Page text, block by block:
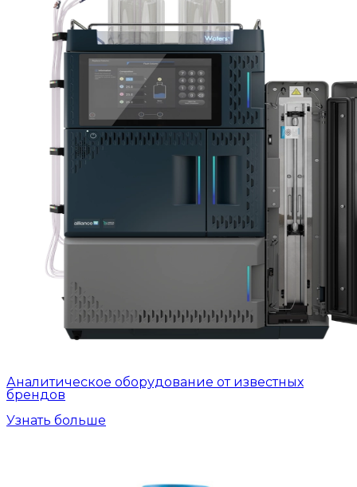
Аналитическое оборудование от известных
брендов
Узнать больше